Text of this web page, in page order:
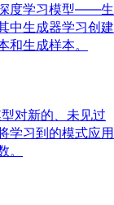
度学习模型——生
中生成器学习创建
生成样本。
对新的、未见过
学习到的模式应用